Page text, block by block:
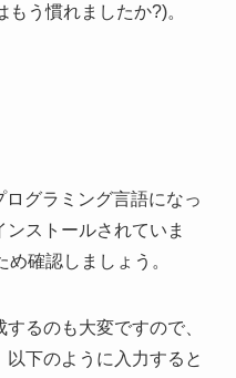
う慣れましたか?)。
グラミング言語になっ
ストールされていま
確認しましょう。
るのも大変ですので、
下のように入力すると